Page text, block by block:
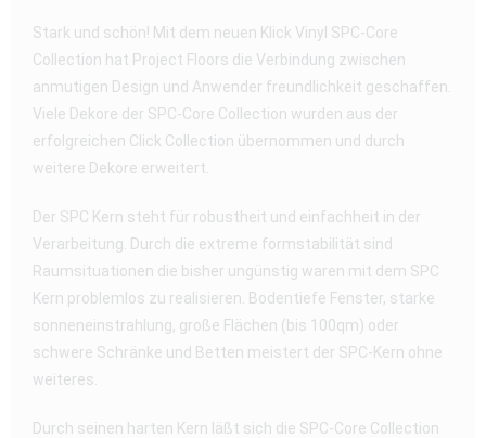
Stark und schön! Mit dem neuen Klick Vinyl SPC-Core
Collection hat Project Floors die Verbindung zwischen
anmutigen Design und Anwender freundlichkeit geschaffen.
Viele Dekore der SPC-Core Collection wurden aus der
erfolgreichen Click Collection übernommen und durch
weitere Dekore erweitert.
Der SPC Kern steht für robustheit und einfachheit in der
Verarbeitung. Durch die extreme formstabilität sind
Raumsituationen die bisher ungünstig waren mit dem SPC
Kern problemlos zu realisieren. Bodentiefe Fenster, starke
sonneneinstrahlung, große Flächen (bis 100qm) oder
schwere Schränke und Betten meistert der SPC-Kern ohne
weiteres.
Durch seinen harten Kern läßt sich die SPC-Core Collection